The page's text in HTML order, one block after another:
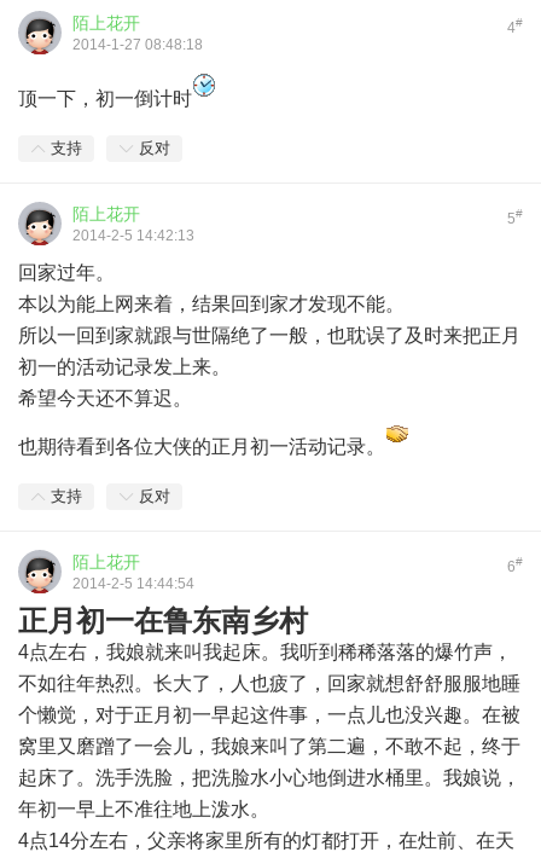
4#
陌上花开
2014-1-27 08:48:18
顶一下，初一倒计时
支持 反对
5#
陌上花开
2014-2-5 14:42:13
回家过年。
本以为能上网来着，结果回到家才发现不能。
所以一回到家就跟与世隔绝了一般，也耽误了及时来把正月
初一的活动记录发上来。
希望今天还不算迟。
也期待看到各位大侠的正月初一活动记录。
支持 反对
6#
陌上花开
2014-2-5 14:44:54
正月初一在鲁东南乡村
4点左右，我娘就来叫我起床。我听到稀稀落落的爆竹声，
不如往年热烈。长大了，人也疲了，回家就想舒舒服服地睡
个懒觉，对于正月初一早起这件事，一点儿也没兴趣。在被
窝里又磨蹭了一会儿，我娘来叫了第二遍，不敢不起，终于
起床了。洗手洗脸，把洗脸水小心地倒进水桶里。我娘说，
年初一早上不准往地上泼水。
4点14分左右，父亲将家里所有的灯都打开，在灶前、在天